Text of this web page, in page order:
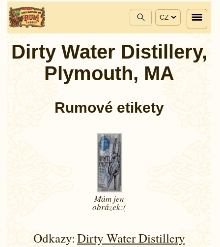
CZ
Dirty Water Distillery,
Plymouth, MA
Rumové etikety
Mám jen
obrázek:(
Odkazy:Dirty Water Distillery